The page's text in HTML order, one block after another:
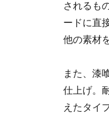
されるも
ードに直
他の素材
また、漆
仕上げ。
えたタイ